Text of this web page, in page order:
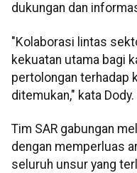
dukungan dan
"Kolaborasi lintas
kekuatan utama bagi
pertolongan terhadap
ditemukan," kata Dody.
Tim SAR gabungan
dengan memperluas
seluruh unsur yang